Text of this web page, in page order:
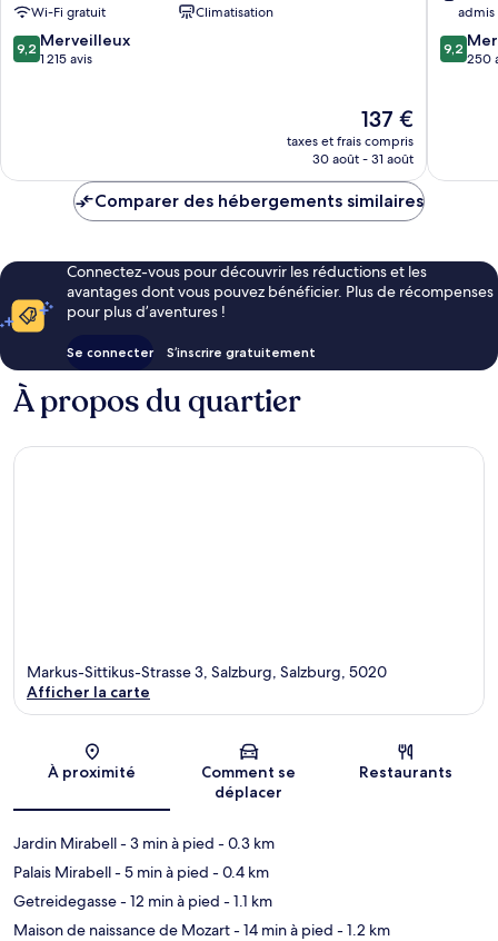
Wi-Fi gratuit
Climatisation
9.2
sur
9,2 Merveilleux
1 215 avis
Le
nouveau
prix
de
137 €
taxes et frais compris
30 août - 31 août
admis
9.2
sur
9,2
250
Comparer des hébergements similaires
Connectez-vous pour découvrir les réductions et les
avantages dont vous pouvez bénéficier. Plus de récompenses
pour plus d’aventures !
Se connecter S’inscrire gratuitement
À propos du quartier
Carte
Markus-Sittikus-Strasse 3, Salzburg, Salzburg, 5020
Afficher la carte
À proximité
Comment se
déplacer
Restaurants
Jardin Mirabell- 3 min à pied - 0.3 km
Palais Mirabell- 5 min à pied - 0.4 km
Getreidegasse- 12 min à pied - 1.1 km
Maison de naissance de Mozart- 14 min à pied - 1.2 km